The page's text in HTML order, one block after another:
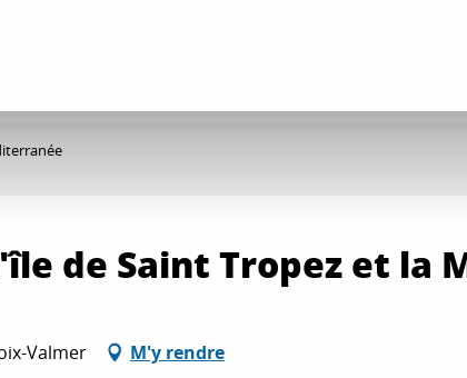
de Saint Tropez et la
Valmer M'y rendre